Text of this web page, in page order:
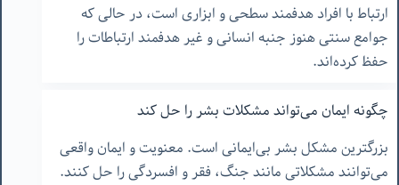
ارتباط با افراد هدفمند سطحی و ابزاری است، در حالی که
جوامع سنتی هنوز جنبه انسانی و غیر هدفمند ارتباطات را
حفظ کرده‌اند.
چگونه ایمان می‌تواند مشکلات بشر را حل کند
بزرگترین مشکل بشر بی‌ایمانی است. معنویت و ایمان واقعی
می‌توانند مشکلاتی مانند جنگ، فقر و افسردگی را حل کنند.